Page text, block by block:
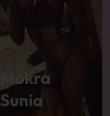
Mokra
Sunia